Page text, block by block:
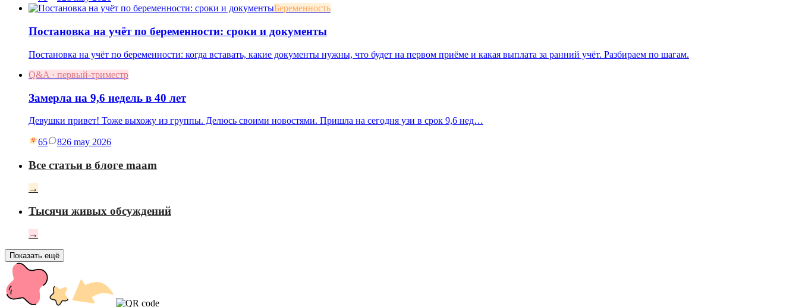
Беременность
Постановка на учёт по беременности: сроки и документы
Постановка на учёт по беременности: когда вставать, какие документы нужны, что будет на первом приёме и какая выплата за ранний учёт. Разбираем по шагам.
Q&A · первый-триместр
Замерла на 9,6 недель в 40 лет
Девушки привет! Тоже выхожу из группы. Делюсь своими новостями. Пришла на сегодня узи в срок 9,6 нед…
65 826 may 2026
Все статьи в блоге maam
→
Тысячи живых обсуждений
→
Показать ещё